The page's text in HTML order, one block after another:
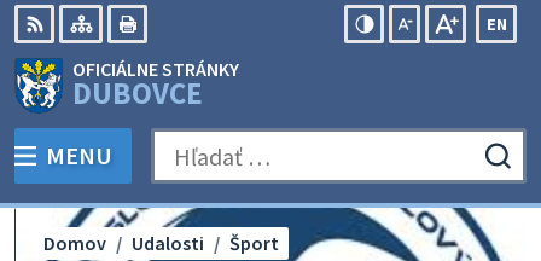
Preskočiť
na
obsah
RSS Mapa
EN
OFICIÁLNE STRÁNKY
DUBOVCE
PREPNÚŤ
MENU Hľadať:
Domov Udalosti Šport